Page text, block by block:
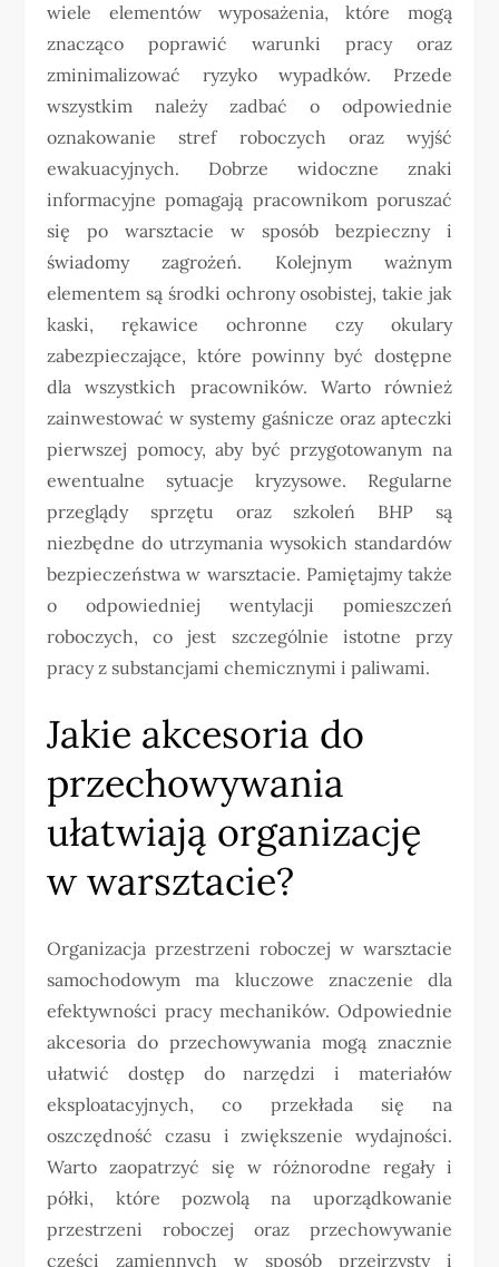
wiele elementów wyposażenia, które mogą
znacząco poprawić warunki pracy oraz
zminimalizować ryzyko wypadków. Przede
wszystkim należy zadbać o odpowiednie
oznakowanie stref roboczych oraz wyjść
ewakuacyjnych. Dobrze widoczne znaki
informacyjne pomagają pracownikom poruszać
się po warsztacie w sposób bezpieczny i
świadomy zagrożeń. Kolejnym ważnym
elementem są środki ochrony osobistej, takie jak
kaski, rękawice ochronne czy okulary
zabezpieczające, które powinny być dostępne
dla wszystkich pracowników. Warto również
zainwestować w systemy gaśnicze oraz apteczki
pierwszej pomocy, aby być przygotowanym na
ewentualne sytuacje kryzysowe. Regularne
przeglądy sprzętu oraz szkoleń BHP są
niezbędne do utrzymania wysokich standardów
bezpieczeństwa w warsztacie. Pamiętajmy także
o odpowiedniej wentylacji pomieszczeń
roboczych, co jest szczególnie istotne przy
pracy z substancjami chemicznymi i paliwami.
Jakie akcesoria do
przechowywania
ułatwiają organizację
w warsztacie?
Organizacja przestrzeni roboczej w warsztacie
samochodowym ma kluczowe znaczenie dla
efektywności pracy mechaników. Odpowiednie
akcesoria do przechowywania mogą znacznie
ułatwić dostęp do narzędzi i materiałów
eksploatacyjnych, co przekłada się na
oszczędność czasu i zwiększenie wydajności.
Warto zaopatrzyć się w różnorodne regały i
półki, które pozwolą na uporządkowanie
przestrzeni roboczej oraz przechowywanie
części zamiennych w sposób przejrzysty i